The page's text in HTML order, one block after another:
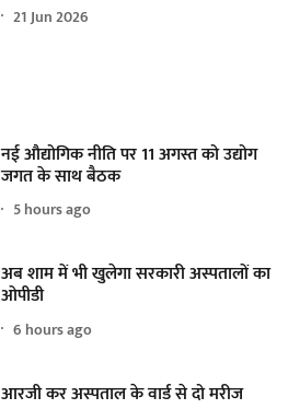
21 Jun 2026
नई औद्योगिक नीति पर 11 अगस्त को उद्योग
जगत के साथ बैठक
5 hours ago
अब शाम में भी खुलेगा सरकारी अस्पतालों का
ओपीडी
6 hours ago
आरजी कर अस्पताल के वार्ड से दो मरीज